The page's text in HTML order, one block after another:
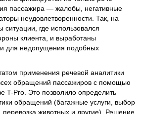
пассажира — жалобы, негативные
неудовлетворенности. Так, на
где использовался
клиента, и выработаны
для недопущения подобных
применения речевой аналитики
обращений пассажиров с помощью
T-Pro. Это позволило определить
обращений (багажные услуги, выбор
перевозка животных и другие). Решение